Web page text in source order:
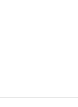
Miroirs ACB